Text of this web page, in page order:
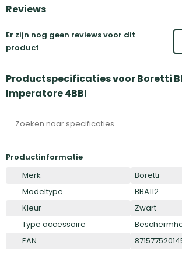
Reviews
Er zijn nog geen reviews voor dit
product
Productspecificaties voor Boretti
Imperatore 4BBI
Productinformatie
Merk
Boretti
Modeltype
BBA112
Kleur
Zwart
Type accessoire
EAN